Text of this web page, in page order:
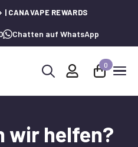
CANAVAPE REWARDS
Chatten auf WhatsApp
0
wir helfen?